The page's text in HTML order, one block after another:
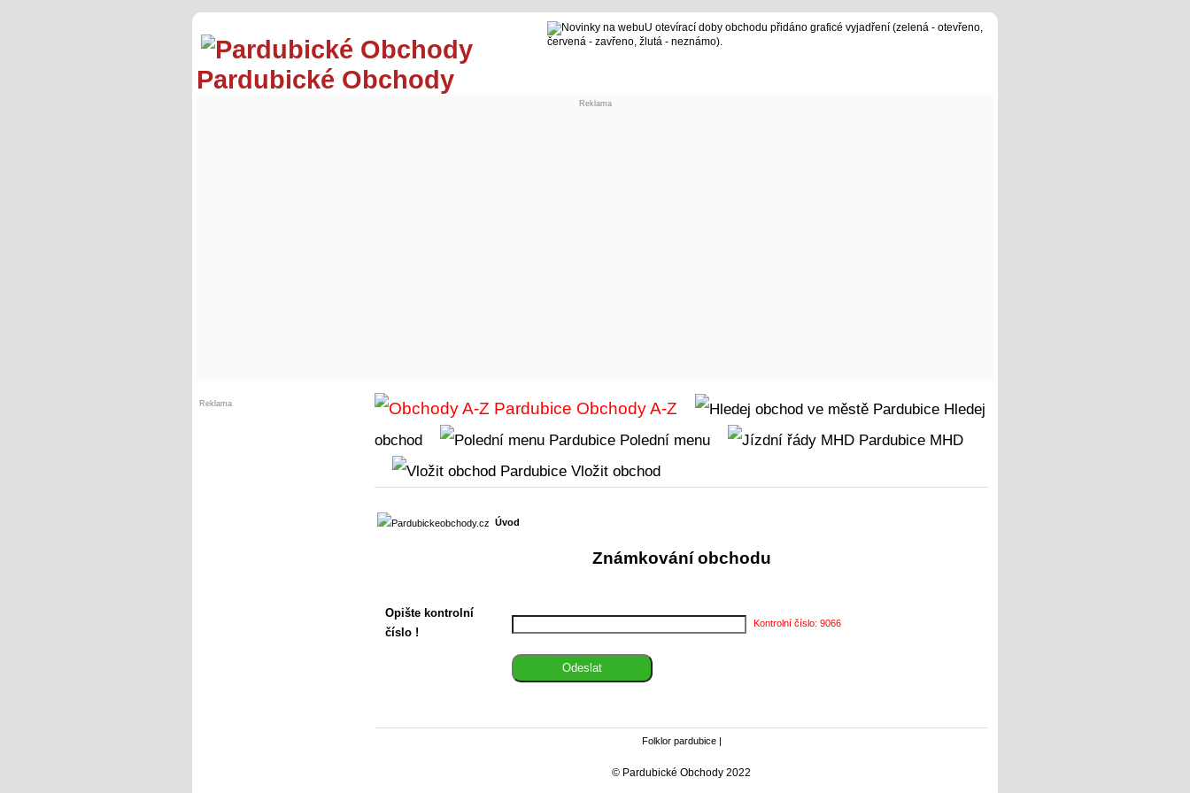
Pardubické Obchody
U otevírací doby obchodu přidáno graficé vyjadření (zelená - otevřeno,
červená - zavřeno, žlutá - neznámo).
Reklama
Reklama Obchody A-Z
Hledej
obchod
Polední menu
MHD
Vložit obchod
Úvod
Známkování obchodu
Opište kontrolní
číslo !
Kontrolní číslo: 9066
Folklor pardubice|
© Pardubické Obchody 2022